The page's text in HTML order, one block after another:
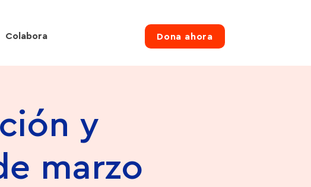
Colabora Dona ahora
y
marzo